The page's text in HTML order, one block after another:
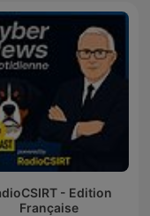
- Edition
Française